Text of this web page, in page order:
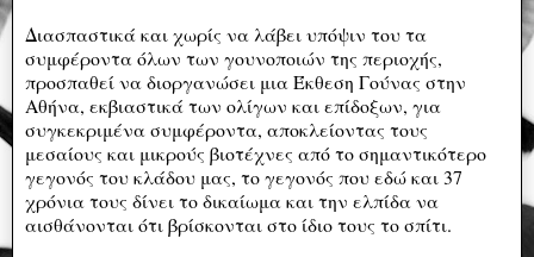
Διασπαστικά και χωρίς να λάβει υπόψιν του τα
συμφέροντα όλων των γουνοποιών της περιοχής,
προσπαθεί να διοργανώσει μια Έκθεση Γούνας στην
Αθήνα, εκβιαστικά των ολίγων και επίδοξων, για
συγκεκριμένα συμφέροντα, αποκλείοντας τους
μεσαίους και μικρούς βιοτέχνες από το σημαντικότερο
γεγονός του κλάδου μας, το γεγονός που εδώ και 37
χρόνια τους δίνει το δικαίωμα και την ελπίδα να
αισθάνονται ότι βρίσκονται στο ίδιο τους το σπίτι.